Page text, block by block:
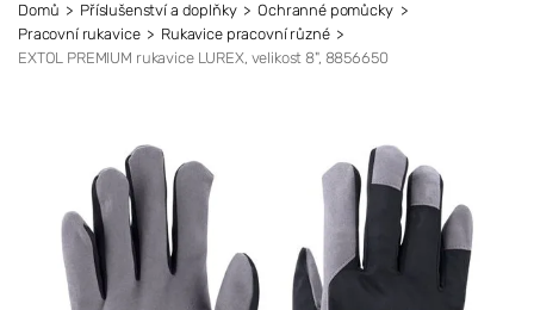
Domů Příslušenství a doplňky
Ochranné pomůcky
Pracovní rukavice
Rukavice pracovní různé
EXTOL PREMIUM rukavice LUREX, velikost 8", 8856650